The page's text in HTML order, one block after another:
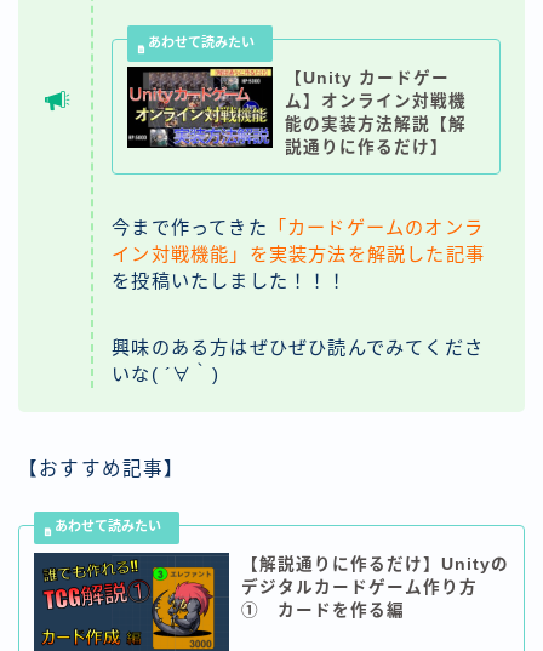
【Unity カードゲー
ム】オンライン対戦機
能の実装方法解説【解
説通りに作るだけ】
今まで作ってきた
「カードゲームのオンラ
イン対戦機能」を実装方法を解説した記事
を投稿いたしました！！！
興味のある方はぜひぜひ読んでみてくださ
いな( ´∀｀)
【おすすめ記事】
【解説通りに作るだけ】Unityの
デジタルカードゲーム作り方
① カードを作る編